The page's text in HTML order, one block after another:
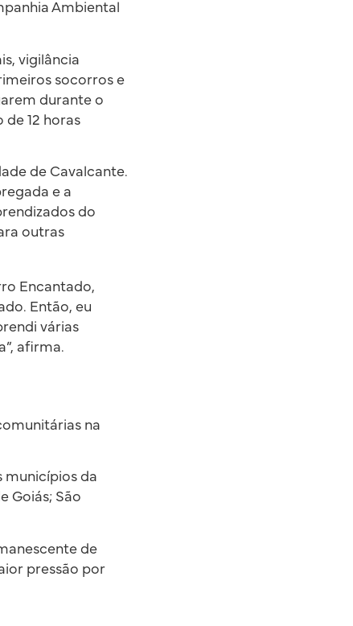
Ambiental
vigilância
socorros e
durante o
12 horas
de Cavalcante.
e a
do
outras
Encantado,
Então, eu
várias
afirma.
na
municípios da
Goiás; São
de
pressão por